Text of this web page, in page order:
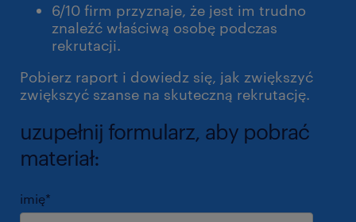
6/10 firm przyznaje, że jest im trudno
znaleźć właściwą osobę podczas
rekrutacji.
Pobierz raport i dowiedz się, jak zwiększyć
zwiększyć szanse na skuteczną rekrutację.
uzupełnij formularz, aby pobrać
materiał:
imię*